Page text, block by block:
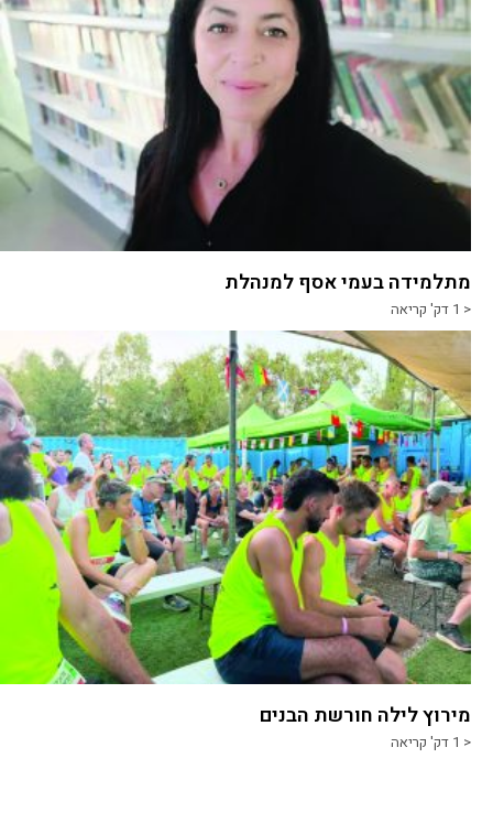
מתלמידה בעמי אסף למנהלת
< 1 דק' קריאה
מירוץ לילה חורשת הבנים
< 1 דק' קריאה